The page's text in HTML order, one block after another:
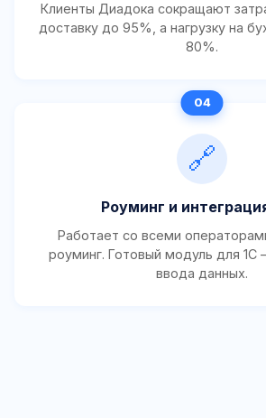
Клиенты Диадока сокращают
доставку до 95%, а нагрузку на
80%.
🔗
Роуминг и
Работает со всеми
роуминг. Готовый модуль для 1С
ввода данных.